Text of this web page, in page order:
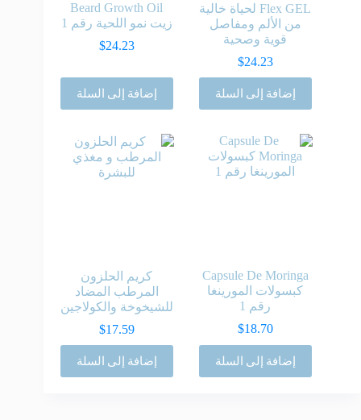
Flex GEL لحياة خالية
من الألم ومفاصل
قوية وصحية
$24.23
إضافة إلى السلة
Beard Growth Oil
زيت نمو اللحية رقم 1
$24.23
إضافة إلى السلة
Capsule De Moringa
كبسولات المورينغا
رقم 1
$18.70
إضافة إلى السلة
كريم الحلزون
المرطب المضاد
للشيخوخة والكولاجين
$17.59
إضافة إلى السلة